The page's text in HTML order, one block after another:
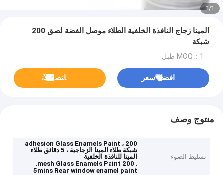
1
/
1
المينا زجاج النافذة الخلفية الطلاء موصل الفضة لصق 200
شبكة
MOQ：1 طبل
افضل سعر ﺎﺘﺼﻟ ﺍﻶﻧ
منتوج وصف
تسليط الضوء
adhesion Glass Enamels Paint ، 200
شبكة طلاء المينا الزجاجية ، 5 دقائق طلاء
المينا للنافذة الخلفية
,
200 mesh Glass Enamels Paint
,
5mins Rear window enamel paint